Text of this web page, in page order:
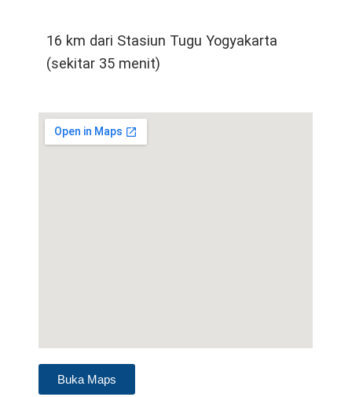
16 km dari Stasiun Tugu Yogyakarta
(sekitar 35 menit)
Buka Maps